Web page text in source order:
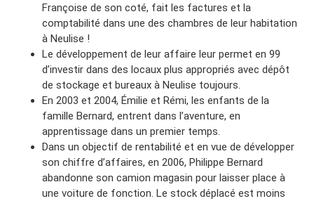
Françoise de son coté, fait les factures et la
comptabilité dans une des chambres de leur habitation
à Neulise !
Le développement de leur affaire leur permet en 99
d’investir dans des locaux plus appropriés avec dépôt
de stockage et bureaux à Neulise toujours.
En 2003 et 2004, Émilie et Rémi, les enfants de la
famille Bernard, entrent dans l’aventure, en
apprentissage dans un premier temps.
Dans un objectif de rentabilité et en vue de développer
son chiffre d’affaires, en 2006, Philippe Bernard
abandonne son camion magasin pour laisser place à
une voiture de fonction. Le stock déplacé est moins